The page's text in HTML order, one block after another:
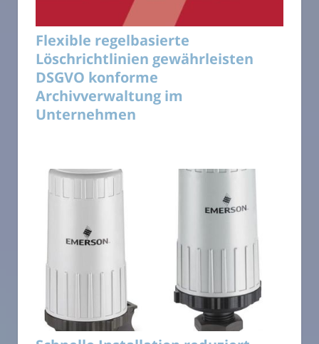
Flexible regelbasierte
Löschrichtlinien gewährleisten
DSGVO konforme
Archivverwaltung im
Unternehmen